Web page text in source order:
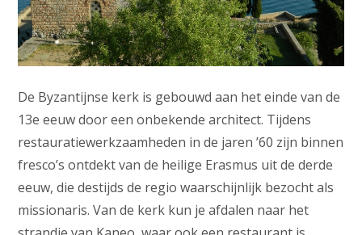
De Byzantijnse kerk is gebouwd aan het einde van de
13e eeuw door een onbekende architect. Tijdens
restauratiewerkzaamheden in de jaren ’60 zijn binnen
fresco’s ontdekt van de heilige Erasmus uit de derde
eeuw, die destijds de regio waarschijnlijk bezocht als
missionaris. Van de kerk kun je afdalen naar het